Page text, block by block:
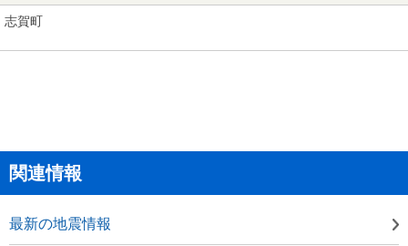
志賀町
関連情報
最新の地震情報